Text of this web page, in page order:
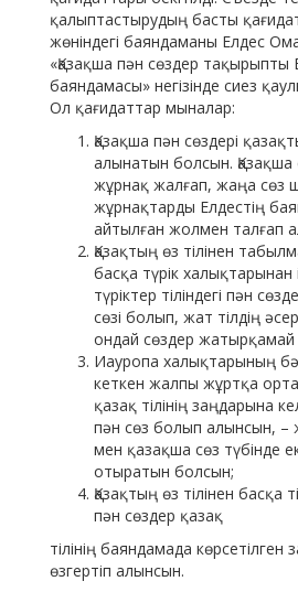
қалыптастырудың басты
жөніндегі баяндаманы Елдес
«Қазақша пән сөздер тақырыпты
баяндамасы» негізінде сиез
Ол қағидаттар мыналар:
Қазақша пән сөздері
алынатын болсын. Қазақша
жұрнақ жалғап, жаңа сөз
жұрнақтарды Елдестің
айтылған жолмен талғап
Қазақтың өз тілінен
басқа түрік халықтарынан
түріктер тіліндегі пән
сөзі болып, жат тілдің
ондай сөздер
Иауропа халықтарының
кеткен жалпы жұртқа
қазақ тілінің заңдарына
пән сөз болып алынсын, –
мен қазақша сөз түбінде
отыратын болсын;
Қазақтың өз тілінен басқа
пән сөздер қазақ
тілінің баяндамада
өзгертіп алынсын.